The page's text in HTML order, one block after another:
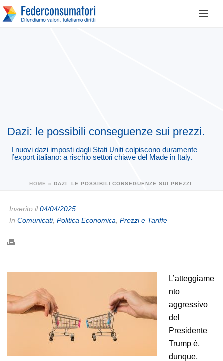
Dazi: le possibili conseguenze sui prezzi.
I nuovi dazi imposti dagli Stati Uniti colpiscono duramente
l’export italiano: a rischio settori chiave del Made in Italy.
HOME » DAZI: LE POSSIBILI CONSEGUENZE SUI PREZZI.
Inserito il04/04/2025
In Comunicati, Politica Economica Prezzi e Tariffe
L’atteggiame
nto
aggressivo
del
Presidente
Trump è,
dunque,